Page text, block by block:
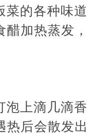
菜的各种味道
加热蒸发，
泡上滴几滴香
热后会散发出